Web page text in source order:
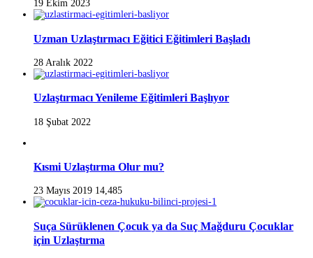
19 Ekim 2023
Uzman Uzlaştırmacı Eğitici Eğitimleri Başladı
28 Aralık 2022
Uzlaştırmacı Yenileme Eğitimleri Başlıyor
18 Şubat 2022
Kısmi Uzlaştırma Olur mu?
23 Mayıs 2019 14,485
Suça Sürüklenen Çocuk ya da Suç Mağduru Çocuklar
için Uzlaştırma